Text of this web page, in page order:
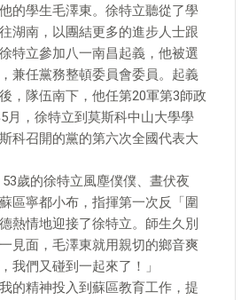
的學生毛澤東。徐特立聽從了學
湖南，以團結更多的進步人士跟
特立參加八一南昌起義，他被選
兼任黨務整頓委員會委員。起義
，隊伍南下，他任第20軍第3師政
月，徐特立到莫斯科中山大學學
科召開的黨的第六次全國代表大
歲的徐特立風塵僕僕、晝伏夜
區寧都小布，指揮第一次反「圍
熱情地迎接了徐特立。師生久別
見面，毛澤東就用親切的鄉音爽
我們又碰到一起來了！」
的精神投入到蘇區教育工作，提